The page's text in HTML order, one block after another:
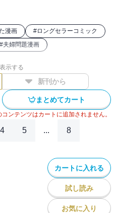
漫画 #ロングセラーコミック
#夫婦問題漫画
示する
新刊から
まとめてカート
ンテンツはカートに追加されません。
4 5 ... 8
カートに入れる
試し読み
お気に入り